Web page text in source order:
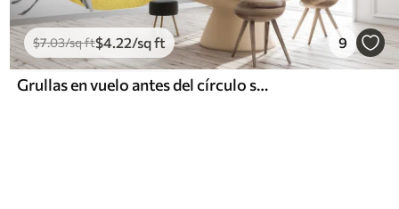
$7.03/sq ft$4.22/sq ft 9
Grullas en vuelo antes del círculo solar